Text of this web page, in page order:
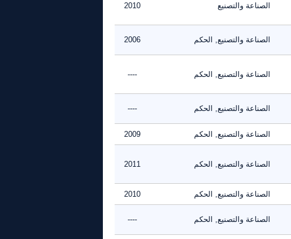
الصناعة والتصنيع 2010
الصناعة والتصنيع, الحكم 2006
الصناعة والتصنيع, الحكم ----
الصناعة والتصنيع, الحكم ----
الصناعة والتصنيع, الحكم 2009
الصناعة والتصنيع, الحكم 2011
الصناعة والتصنيع, الحكم 2010
الصناعة والتصنيع, الحكم ----